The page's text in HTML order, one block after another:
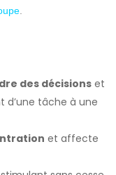
.
des décisions et
d’une tâche à une
et affecte